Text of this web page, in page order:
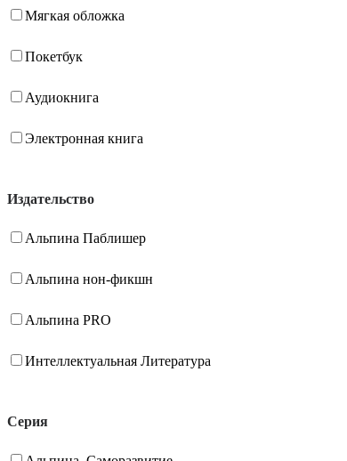
Мягкая обложка
Покетбук
Аудиокнига
Электронная книга
Издательство
Альпина Паблишер
Альпина нон-фикшн
Альпина PRO
Интеллектуальная Литература
Серия